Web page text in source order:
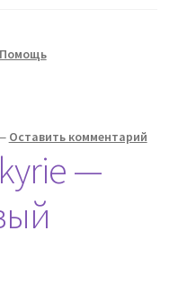
Помощь
Оставить комментарий
—